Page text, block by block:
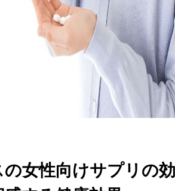
の女性向けサプリの